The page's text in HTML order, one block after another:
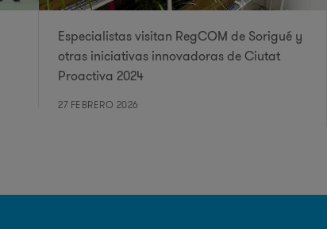
Especialistas visitan RegCOM de Sorigué y
otras iniciativas innovadoras de Ciutat
Proactiva 2024
27 FEBRERO 2026